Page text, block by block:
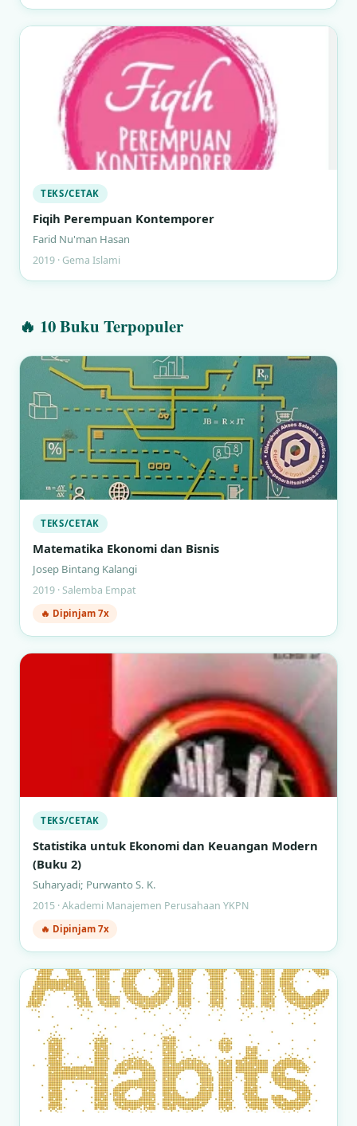
TEKS/CETAK
Fiqih Perempuan Kontemporer
Farid Nu'man Hasan
2019 · Gema Islami
🔥 10 Buku Terpopuler
TEKS/CETAK
Matematika Ekonomi dan Bisnis
Josep Bintang Kalangi
2019 · Salemba Empat
🔥 Dipinjam 7x
TEKS/CETAK
Statistika untuk Ekonomi dan Keuangan Modern
(Buku 2)
Suharyadi; Purwanto S. K.
2015 · Akademi Manajemen Perusahaan YKPN
🔥 Dipinjam 7x